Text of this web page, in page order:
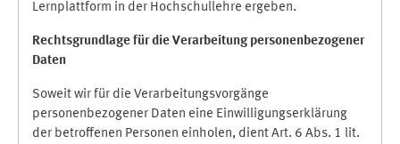
Lernplattform in der Hochschullehre ergeben.
Rechtsgrundlage für die Verarbeitung personenbezogener
Daten
Soweit wir für die Verarbeitungsvorgänge
personenbezogener Daten eine Einwilligungserklärung
der betroffenen Personen einholen, dient Art. 6 Abs. 1 lit.